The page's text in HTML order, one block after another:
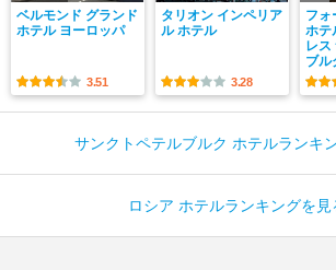
ベルモンド グランド
ホテル ヨーロッパ
3.51
タリオン インペリア
ル ホテル
3.28
フォ
ホテ
レス
ブル
サンクトペテルブルク ホテルランキ
ロシア ホテルランキングを見